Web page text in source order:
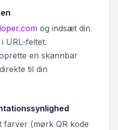
og indsæt din
URL-feltet.
en skannbar
til din
(mørk QR kode